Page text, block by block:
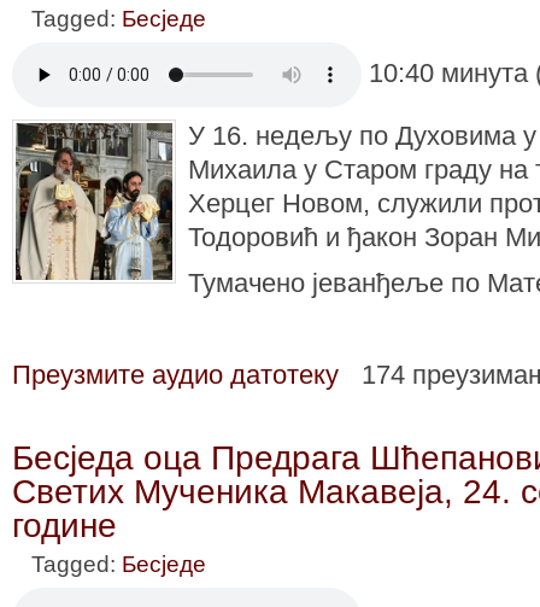
Tagged: Бесједе
10:40
У 16. недељу по Духовима у
Михаила у Старом граду на
Херцег Новом, служили
Тодоровић и ђакон Зоран
Тумачено јеванђеље по
Преузмите аудио датотеку 174
Бесједа оца Предрага
Светих Мученика Макавеја, 24.
године
Tagged: Бесједе